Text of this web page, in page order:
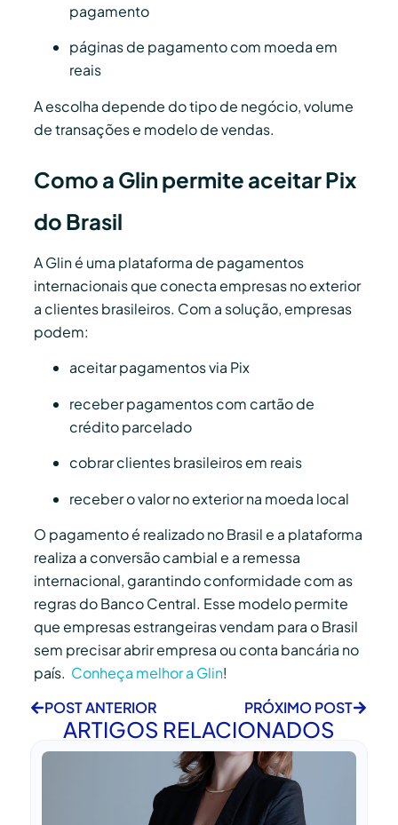
pagamento
páginas de pagamento com moeda em
reais
A escolha depende do tipo de negócio, volume
de transações e modelo de vendas.
Como a Glin permite aceitar Pix
do Brasil
A Glin é uma plataforma de pagamentos
internacionais que conecta empresas no exterior
a clientes brasileiros. Com a solução, empresas
podem:
aceitar pagamentos via Pix
receber pagamentos com cartão de
crédito parcelado
cobrar clientes brasileiros em reais
receber o valor no exterior na moeda local
O pagamento é realizado no Brasil e a plataforma
realiza a conversão cambial e a remessa
internacional, garantindo conformidade com as
regras do Banco Central. Esse modelo permite
que empresas estrangeiras vendam para o Brasil
sem precisar abrir empresa ou conta bancária no
país. Conheça melhor a Glin!
POST ANTERIOR
PRÓXIMO POST
ARTIGOS RELACIONADOS